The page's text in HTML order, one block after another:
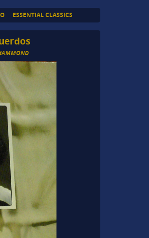
ESSENTIAL CLASSICS